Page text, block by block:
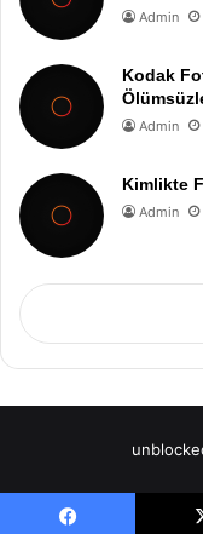
Admin
Kodak
Admin
Kimlikte
Admin